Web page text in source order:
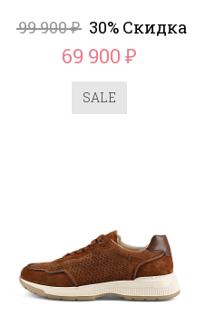
99 900₽ 30% Скидка
69 900₽
SALE